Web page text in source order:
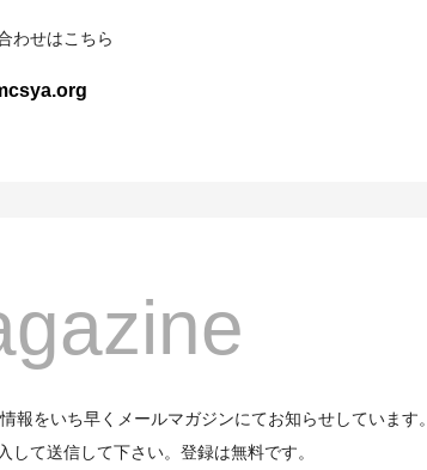
わせはこちら
をいち早くメールマガジンにてお知らせしています。
て送信して下さい。登録は無料です。